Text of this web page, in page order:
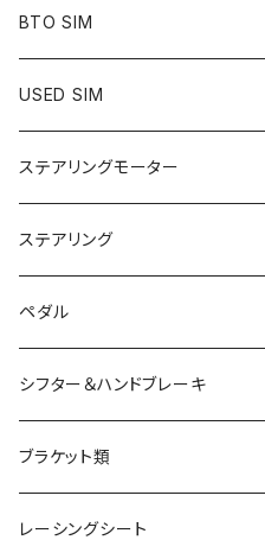
mod／デジタルコンテンツ
シート
ステアリング
SIMアイテム
アパレル
BTO SIM
USED SIM
ステアリングモーター
ステアリング
ペダル
シフター＆ハンドブレーキ
ブラケット類
レーシングシート